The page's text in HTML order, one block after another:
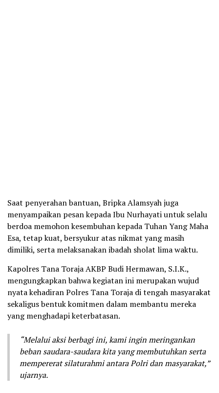
Saat penyerahan bantuan, Bripka Alamsyah juga
menyampaikan pesan kepada Ibu Nurhayati untuk selalu
berdoa memohon kesembuhan kepada Tuhan Yang Maha
Esa, tetap kuat, bersyukur atas nikmat yang masih
dimiliki, serta melaksanakan ibadah sholat lima waktu.
Kapolres Tana Toraja AKBP Budi Hermawan, S.I.K.,
mengungkapkan bahwa kegiatan ini merupakan wujud
nyata kehadiran Polres Tana Toraja di tengah masyarakat
sekaligus bentuk komitmen dalam membantu mereka
yang menghadapi keterbatasan.
“Melalui aksi berbagi ini, kami ingin meringankan
beban saudara-saudara kita yang membutuhkan serta
mempererat silaturahmi antara Polri dan masyarakat,”
ujarnya.